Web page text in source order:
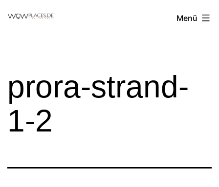
Reiseblog
Menü
prora-strand-
1-2